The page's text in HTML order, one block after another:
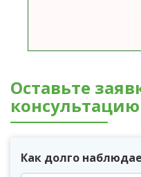
Оставьте
консультацию
Как долго